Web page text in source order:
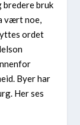
bredere bruk
vært noe,
ordet
Byer har
Her ses